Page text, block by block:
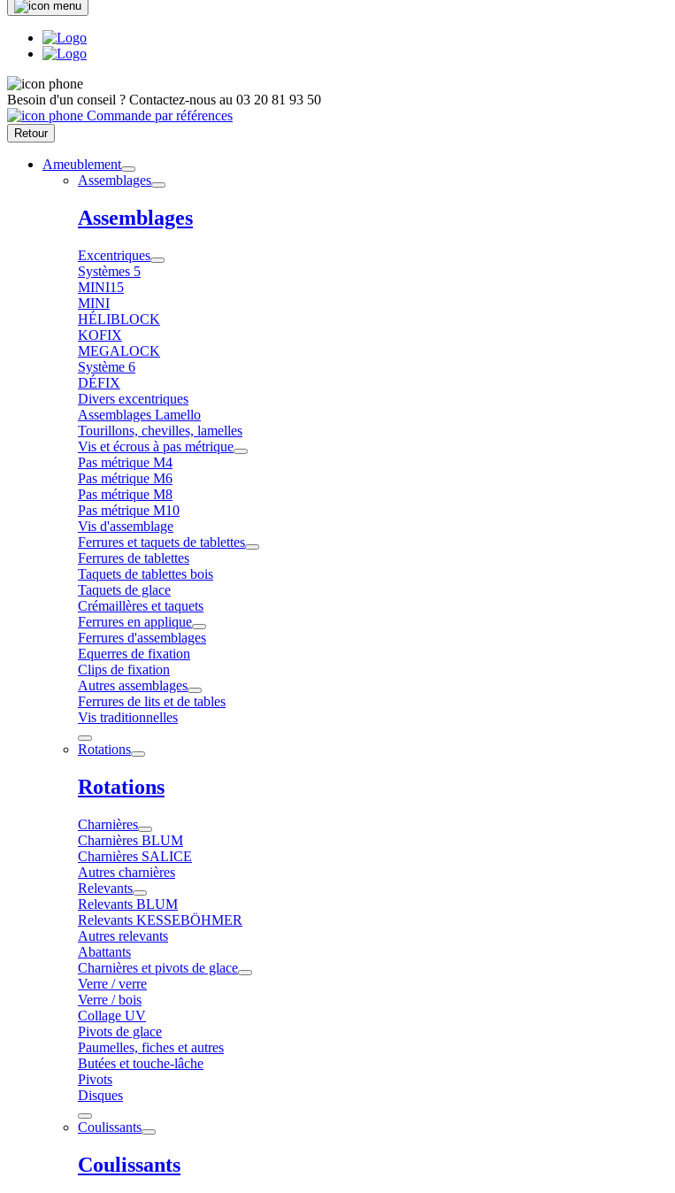
Besoin d'un conseil ? Contactez-nous au 03 20 81 93 50
Commande par références
Retour
Ameublement
Assemblages
Assemblages
Excentriques
Systèmes 5
MINI15
MINI
HÉLIBLOCK
KOFIX
MEGALOCK
Système 6
DÉFIX
Divers excentriques
Assemblages Lamello
Tourillons, chevilles, lamelles
Vis et écrous à pas métrique
Pas métrique M4
Pas métrique M6
Pas métrique M8
Pas métrique M10
Vis d'assemblage
Ferrures et taquets de tablettes
Ferrures de tablettes
Taquets de tablettes bois
Taquets de glace
Crémaillères et taquets
Ferrures en applique
Ferrures d'assemblages
Equerres de fixation
Clips de fixation
Autres assemblages
Ferrures de lits et de tables
Vis traditionnelles
Rotations
Rotations
Charnières
Charnières BLUM
Charnières SALICE
Autres charnières
Relevants
Relevants BLUM
Relevants KESSEBÖHMER
Autres relevants
Abattants
Charnières et pivots de glace
Verre / verre
Verre / bois
Collage UV
Pivots de glace
Paumelles, fiches et autres
Butées et touche-lâche
Pivots
Disques
Coulissants
Coulissants